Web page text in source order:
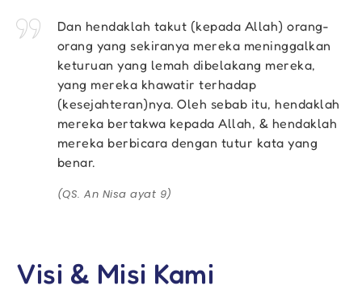
Dan hendaklah takut (kepada Allah) orang-
orang yang sekiranya mereka meninggalkan
keturuan yang lemah dibelakang mereka,
yang mereka khawatir terhadap
(kesejahteran)nya. Oleh sebab itu, hendaklah
mereka bertakwa kepada Allah, & hendaklah
mereka berbicara dengan tutur kata yang
benar.
(QS. An Nisa ayat 9)
Visi & Misi Kami